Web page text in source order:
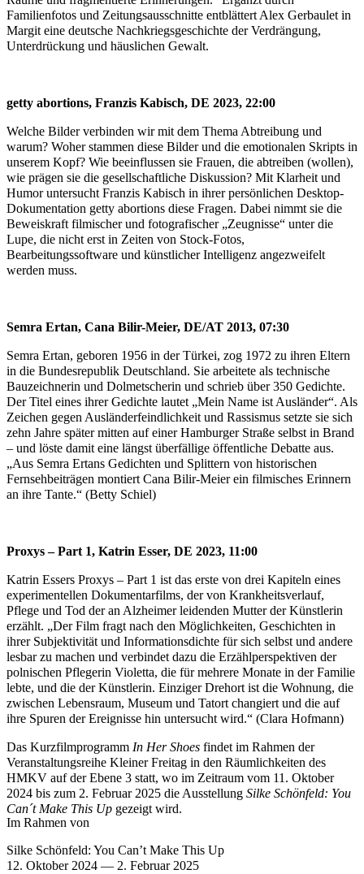
Familienfotos und Zeitungsausschnitte entblättert Alex Gerbaulet in
Margit eine deutsche Nachkriegsgeschichte der Verdrängung,
Unterdrückung und häuslichen Gewalt.
getty abortions, Franzis Kabisch, DE 2023, 22:00
Welche Bilder verbinden wir mit dem Thema Abtreibung und
warum? Woher stammen diese Bilder und die emotionalen Skripts in
unserem Kopf? Wie beeinflussen sie Frauen, die abtreiben (wollen),
wie prägen sie die gesellschaftliche Diskussion? Mit Klarheit und
Humor untersucht Franzis Kabisch in ihrer persönlichen Desktop-
Dokumentation getty abortions diese Fragen. Dabei nimmt sie die
Beweiskraft filmischer und fotografischer „Zeugnisse“ unter die
Lupe, die nicht erst in Zeiten von Stock-Fotos,
Bearbeitungssoftware und künstlicher Intelligenz angezweifelt
werden muss.
Semra Ertan, Cana Bilir-Meier, DE/AT 2013, 07:30
Semra Ertan, geboren 1956 in der Türkei, zog 1972 zu ihren Eltern
in die Bundesrepublik Deutschland. Sie arbeitete als technische
Bauzeichnerin und Dolmetscherin und schrieb über 350 Gedichte.
Der Titel eines ihrer Gedichte lautet „Mein Name ist Ausländer“. Als
Zeichen gegen Ausländerfeindlichkeit und Rassismus setzte sie sich
zehn Jahre später mitten auf einer Hamburger Straße selbst in Brand
– und löste damit eine längst überfällige öffentliche Debatte aus.
„Aus Semra Ertans Gedichten und Splittern von historischen
Fernsehbeiträgen montiert Cana Bilir-Meier ein filmisches Erinnern
an ihre Tante.“ (Betty Schiel)
Proxys – Part 1, Katrin Esser, DE 2023, 11:00
Katrin Essers Proxys – Part 1 ist das erste von drei Kapiteln eines
experimentellen Dokumentarfilms, der von Krankheitsverlauf,
Pflege und Tod der an Alzheimer leidenden Mutter der Künstlerin
erzählt. „Der Film fragt nach den Möglichkeiten, Geschichten in
ihrer Subjektivität und Informationsdichte für sich selbst und andere
lesbar zu machen und verbindet dazu die Erzählperspektiven der
polnischen Pflegerin Violetta, die für mehrere Monate in der Familie
lebte, und die der Künstlerin. Einziger Drehort ist die Wohnung, die
zwischen Lebensraum, Museum und Tatort changiert und die auf
ihre Spuren der Ereignisse hin untersucht wird.“ (Clara Hofmann)
Das Kurzfilmprogramm In Her Shoes findet im Rahmen der
Veranstaltungsreihe Kleiner Freitag in den Räumlichkeiten des
HMKV auf der Ebene 3 statt, wo im Zeitraum vom 11. Oktober
2024 bis zum 2. Februar 2025 die Ausstellung Silke Schönfeld: You
Can´t Make This Up gezeigt wird.
Im Rahmen von
Silke Schönfeld: You Can’t Make This Up
12. Oktober 2024 — 2. Februar 2025